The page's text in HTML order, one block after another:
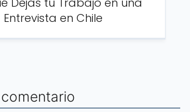
Entrevista en Chile